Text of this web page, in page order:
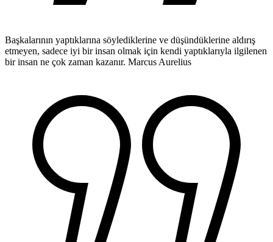
Başkalarının yaptıklarına söylediklerine ve düşündüklerine aldırış
etmeyen, sadece iyi bir insan olmak için kendi yaptıklarıyla ilgilenen
bir insan ne çok zaman kazanır. Marcus Aurelius